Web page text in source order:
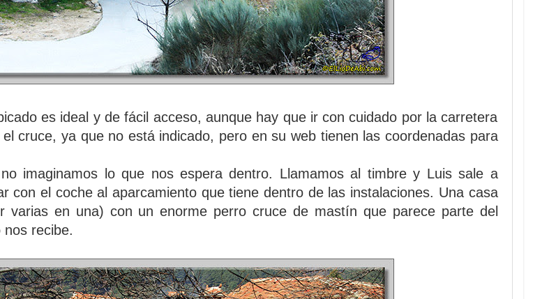
es ideal y de fácil acceso, aunque hay que ir con cuidado por la carretera
cruce, ya que no está indicado, pero en su web tienen las coordenadas para
imaginamos lo que nos espera dentro. Llamamos al timbre y Luis sale a
con el coche al aparcamiento que tiene dentro de las instalaciones. Una casa
varias en una) con un enorme perro cruce de mastín que parece parte del
recibe.